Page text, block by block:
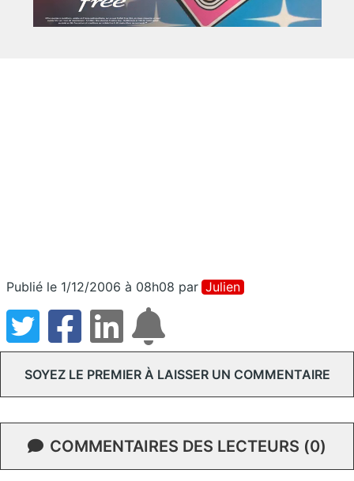
Publié le 1/12/2006 à 08h08 par Julien
SOYEZ LE PREMIER À LAISSER UN COMMENTAIRE
COMMENTAIRES DES LECTEURS (0)